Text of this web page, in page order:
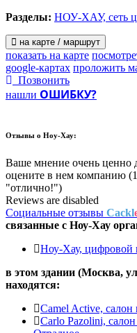
Разделы: НОУ-ХАУ, сеть
на карте / маршрут
показать на карте
google-картах проложить
Позвонить
нашли ОШИБКУ?
Отзывы о Ноу-Хау:
Ваше мнение очень ценно
оцените в нем компанию
"отлично!")
Reviews are disabled
Социальные отзывы Cackl
связанные с Ноу-Хау
Ноу-Хау, цифровой
в этом здании (Москва,
находятся:
Camel Active,
Carlo Pazolini,